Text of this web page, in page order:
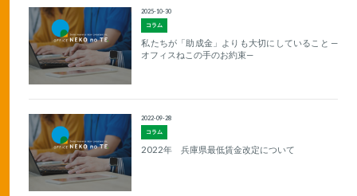
コラム
2025-10-30
私たちが「助成金」よりも大切にしていること —
オフィスねこの手のお約束—
コラム
2022-09-28
2022年 兵庫県最低賃金改定について